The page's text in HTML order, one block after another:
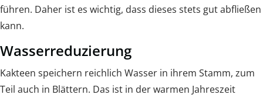
führen. Daher ist es wichtig, dass dieses stets gut abfließen
kann.
Wasserreduzierung
Kakteen speichern reichlich Wasser in ihrem Stamm, zum
Teil auch in Blättern. Das ist in der warmen Jahreszeit